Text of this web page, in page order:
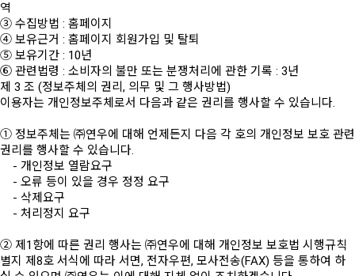
역
③ 수집방법 : 홈페이지
④ 보유근거 : 홈페이지 회원가입 및 탈퇴
⑤ 보유기간 : 10년
⑥ 관련법령 : 소비자의 불만 또는 분쟁처리에 관한 기록 : 3년
제 3 조 (정보주체의 권리, 의무 및 그 행사방법)
이용자는 개인정보주체로서 다음과 같은 권리를 행사할 수 있습니다.
① 정보주체는 ㈜연우에 대해 언제든지 다음 각 호의 개인정보 보호 관련
권리를 행사할 수 있습니다.
- 개인정보 열람요구
- 오류 등이 있을 경우 정정 요구
- 삭제요구
- 처리정지 요구
② 제1항에 따른 권리 행사는 ㈜연우에 대해 개인정보 보호법 시행규칙
별지 제8호 서식에 따라 서면, 전자우편, 모사전송(FAX) 등을 통하여 하